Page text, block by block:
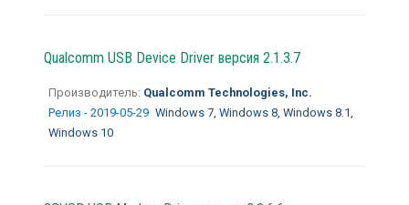
Qualcomm USB Device Driver версия 2.1.3.7
Производитель: Qualcomm Technologies, Inc.
Релиз - 2019-05-29 Windows 7, Windows 8, Windows 8.1,
Windows 10